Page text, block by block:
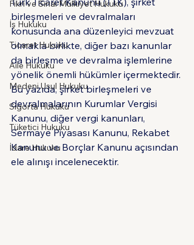
Fikri ve Sınai Mülkiyet Hukuku
İş Hukuku
Ticaret Hukuku
Aile Hukuku
Medeni Usul Hukuku
Sigorta Hukuku
Tüketici Hukuku
İdare Hukuku
birleşmeleri ve devralmaları
konusunda ana düzenleyici mevzuat
olmakla birlikte, diğer bazı kanunlar
da birleşme ve devralma işlemlerine
yönelik önemli hükümler içermektedir.
Bu yazıda, şirket birleşmeleri ve
devralmalarının Kurumlar Vergisi
Kanunu, diğer vergi kanunları,
Sermaye Piyasası Kanunu, Rekabet
Kanunu ve Borçlar Kanunu açısından
ele alınışı incelenecektir.